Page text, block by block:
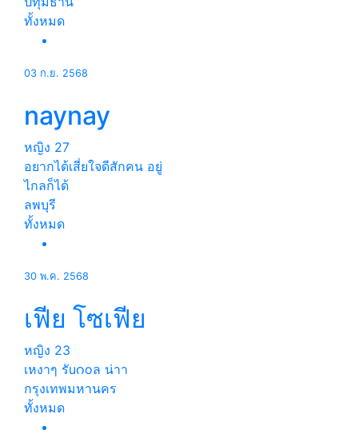
ทั้งหมด
03 ก.ย. 2568
naynay
หญิง 27
อยากได้เสี่ยใจดีสักคน อยู่
ไกลก็ได้
ลพบุรี
ทั้งหมด
30 พ.ค. 2568
เฟีย โซเฟีย
หญิง 23
เหงาๆ รัuဂoล น่าา
กรุงเทพมหานคร
ทั้งหมด